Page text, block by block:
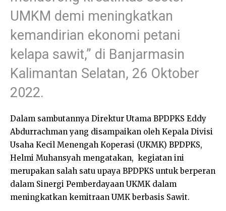
UMKM demi meningkatkan
kemandirian ekonomi petani
kelapa sawit,” di Banjarmasin
Kalimantan Selatan, 26 Oktober
2022.
Dalam sambutannya Direktur Utama BPDPKS Eddy
Abdurrachman yang disampaikan oleh Kepala Divisi
Usaha Kecil Menengah Koperasi (UKMK) BPDPKS,
Helmi Muhansyah mengatakan, kegiatan ini
merupakan salah satu upaya BPDPKS untuk berperan
dalam Sinergi Pemberdayaan UKMK dalam
meningkatkan kemitraan UMK berbasis Sawit.